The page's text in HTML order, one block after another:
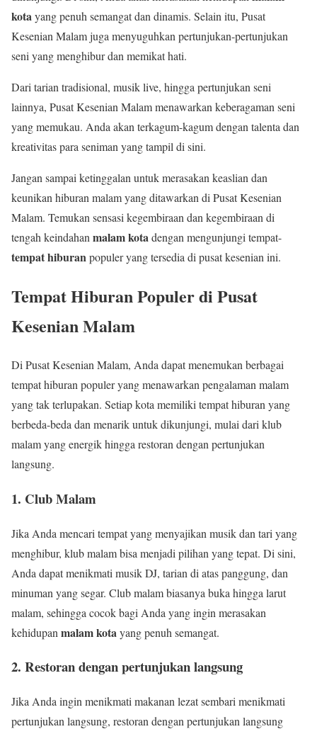
kotayang penuh semangat dan dinamis. Selain itu, Pusat
Kesenian Malam juga menyuguhkan pertunjukan-pertunjukan
seni yang menghibur dan memikat hati.
Dari tarian tradisional, musik live, hingga pertunjukan seni
lainnya, Pusat Kesenian Malam menawarkan keberagaman seni
yang memukau. Anda akan terkagum-kagum dengan talenta dan
kreativitas para seniman yang tampil di sini.
Jangan sampai ketinggalan untuk merasakan keaslian dan
keunikan hiburan malam yang ditawarkan di Pusat Kesenian
Malam. Temukan sensasi kegembiraan dan kegembiraan di
tengah keindahanmalam kotadengan mengunjungi tempat-
tempat hiburanpopuler yang tersedia di pusat kesenian ini.
Tempat Hiburan Populer di Pusat
Kesenian Malam
Di Pusat Kesenian Malam, Anda dapat menemukan berbagai
tempat hiburan populer yang menawarkan pengalaman malam
yang tak terlupakan. Setiap kota memiliki tempat hiburan yang
berbeda-beda dan menarik untuk dikunjungi, mulai dari klub
malam yang energik hingga restoran dengan pertunjukan
langsung.
1. Club Malam
Jika Anda mencari tempat yang menyajikan musik dan tari yang
menghibur, klub malam bisa menjadi pilihan yang tepat. Di sini,
Anda dapat menikmati musik DJ, tarian di atas panggung, dan
minuman yang segar. Club malam biasanya buka hingga larut
malam, sehingga cocok bagi Anda yang ingin merasakan
kehidupan malam kota yang penuh semangat.
2. Restoran dengan pertunjukan langsung
Jika Anda ingin menikmati makanan lezat sembari menikmati
pertunjukan langsung, restoran dengan pertunjukan langsung